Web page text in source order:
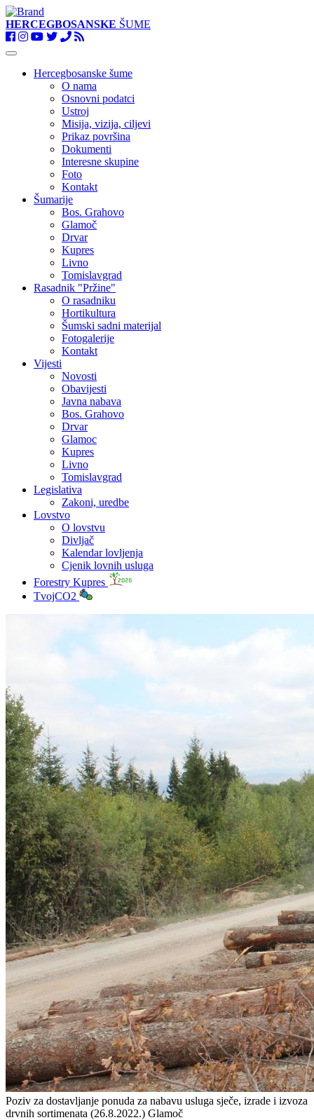
HERCEGBOSANSKE ŠUME
Toggle
navigationHercegbosanske šume
O nama
Osnovni podatci
Ustroj
Misija, vizija, ciljevi
Prikaz površina
Dokumenti
Interesne skupine
Foto
Kontakt
Šumarije
Bos. Grahovo
Glamoč
Drvar
Kupres
Livno
Tomislavgrad
Rasadnik "Pržine"
O rasadniku
Hortikultura
Šumski sadni materijal
Fotogalerije
Kontakt
Vijesti
Novosti
Obavijesti
Javna nabava
Bos. Grahovo
Drvar
Glamoc
Kupres
Livno
Tomislavgrad
Legislativa
Zakoni, uredbe
Lovstvo
O lovstvu
Divljač
Kalendar lovljenja
Cjenik lovnih usluga
Forestry Kupres
TvojCO2
Poziv za dostavljanje ponuda za nabavu usluga sječe, izrade i izvoza
drvnih sortimenata (26.8.2022‎.) Glamoč